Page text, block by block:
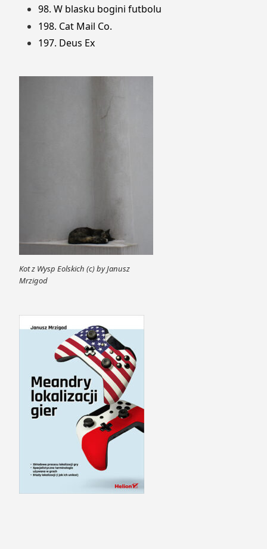
98. W blasku bogini futbolu
198. Cat Mail Co.
197. Deus Ex
Kot z Wysp Eolskich (c) by Janusz
Mrzigod